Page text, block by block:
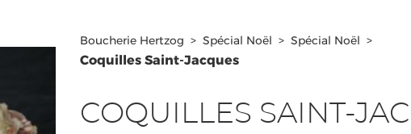
Boucherie Hertzog > Spécial Noël > Spécial Noël >
Coquilles Saint-Jacques
COQUILLES SAINT-